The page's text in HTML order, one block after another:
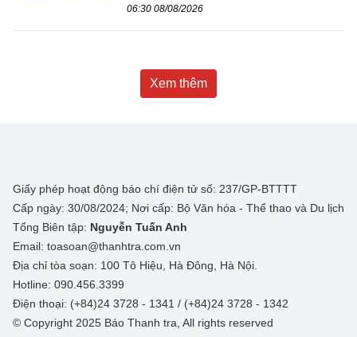
06:30 08/08/2026
Xem thêm
Giấy phép hoạt động báo chí điện tử số: 237/GP-BTTTT
Cấp ngày: 30/08/2024; Nơi cấp: Bộ Văn hóa - Thể thao và Du lịch
Tổng Biên tập: Nguyễn Tuấn Anh
Email: toasoan@thanhtra.com.vn
Địa chỉ tòa soạn: 100 Tô Hiệu, Hà Đông, Hà Nội.
Hotline: 090.456.3399
Điện thoại: (+84)24 3728 - 1341 / (+84)24 3728 - 1342
© Copyright 2025 Báo Thanh tra, All rights reserved